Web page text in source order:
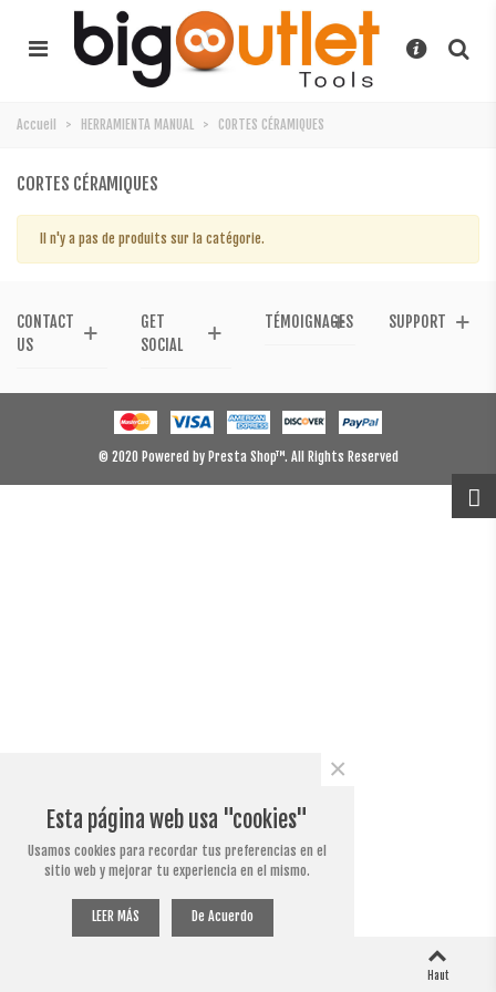
Accueil > HERRAMIENTA MANUAL > CORTES CÉRAMIQUES
CORTES CÉRAMIQUES
Il n'y a pas de produits sur la catégorie.
CONTACT
US
GET
SOCIAL
TÉMOIGNAGES SUPPORT
© 2020 Powered by Presta Shop™. All Rights Reserved
Haut
Esta página web usa "cookies"
Usamos cookies para recordar tus preferencias en el
sitio web y mejorar tu experiencia en el mismo.
LEER MÁS De Acuerdo
×